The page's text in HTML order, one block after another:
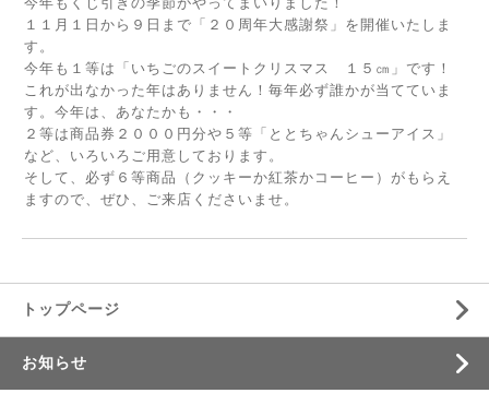
１１月１日から９日まで「２０周年大感謝祭」を開催いたしま
す。
今年も１等は「いちごのスイートクリスマス １５㎝」です！
これが出なかった年はありません！毎年必ず誰かが当てていま
す。今年は、あなたかも・・・
２等は商品券２０００円分や５等「ととちゃんシューアイス」
など、いろいろご用意しております。
そして、必ず６等商品（クッキーか紅茶かコーヒー）がもらえ
ますので、ぜひ、ご来店くださいませ。
トップページ
お知らせ